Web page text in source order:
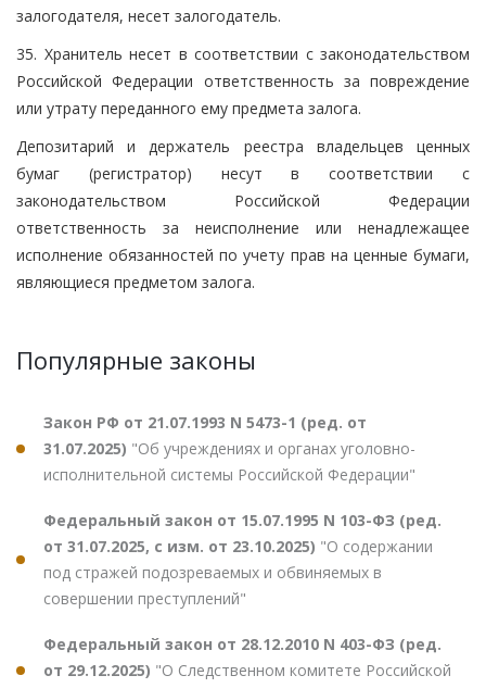
залогодателя, несет залогодатель.
35. Хранитель несет в соответствии с законодательством
Российской Федерации ответственность за повреждение
или утрату переданного ему предмета залога.
Депозитарий и держатель реестра владельцев ценных
бумаг (регистратор) несут в соответствии с
законодательством Российской Федерации
ответственность за неисполнение или ненадлежащее
исполнение обязанностей по учету прав на ценные бумаги,
являющиеся предметом залога.
Популярные законы
Закон РФ от 21.07.1993 N 5473-1 (ред. от
31.07.2025) "Об учреждениях и органах уголовно-
исполнительной системы Российской Федерации"
Федеральный закон от 15.07.1995 N 103-ФЗ (ред.
от 31.07.2025, с изм. от 23.10.2025) "О содержании
под стражей подозреваемых и обвиняемых в
совершении преступлений"
Федеральный закон от 28.12.2010 N 403-ФЗ (ред.
от 29.12.2025) "О Следственном комитете Российской